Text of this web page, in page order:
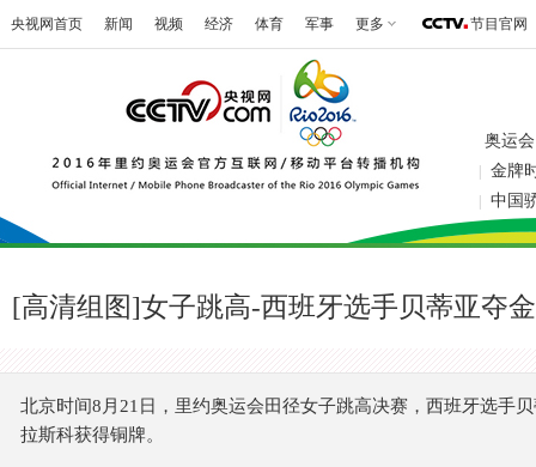
央视网首页 新闻 视频 经济 体育 军事 更多 节目官网
奥运会
金牌
中国
[高清组图]女子跳高-西班牙选手贝蒂亚夺金
北京时间8月21日，里约奥运会田径女子跳高决赛，西班牙选手
拉斯科获得铜牌。